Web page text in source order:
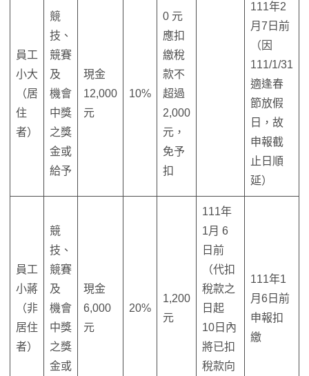
員工
小大
（居
住
者）
競
技、
競賽
及
機會
中獎
之獎
金或
給予
現金
12,000
元
10%
0 元
應扣
繳稅
款不
超過
2,000
元，
免予
扣
111年2
月7日前
（因
111/1/31
適逢春
節放假
日，故
申報截
止日順
延）
員工
小蔣
（非
居住
者）
競
技、
競賽
及
機會
中獎
之獎
金或
現金
6,000
元
20%
1,200
元
111年
1月 6
日前
（代扣
稅款之
日起
10日內
將已扣
稅款向
111年1
月6日前
申報扣
繳